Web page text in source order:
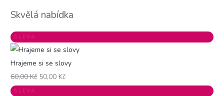
Skvělá nabídka
Hrajeme si se slovy
60,00Kč 50,00 Kč